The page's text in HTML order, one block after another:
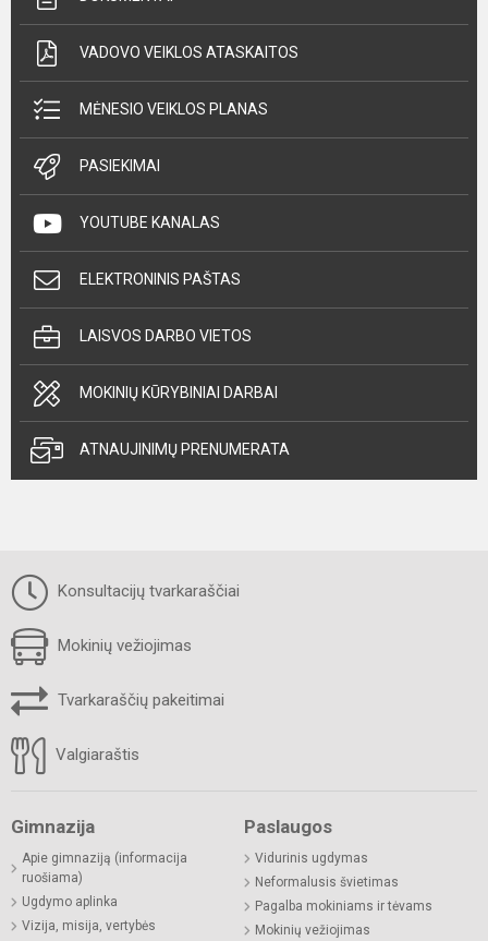
VADOVO VEIKLOS ATASKAITOS
MĖNESIO VEIKLOS PLANAS
PASIEKIMAI
YOUTUBE KANALAS
ELEKTRONINIS PAŠTAS
LAISVOS DARBO VIETOS
MOKINIŲ KŪRYBINIAI DARBAI
ATNAUJINIMŲ PRENUMERATA
Konsultacijų tvarkaraščiai
Mokinių vežiojimas
Tvarkaraščių pakeitimai
Valgiaraštis
Gimnazija
Apie gimnaziją (informacija
ruošiama)
Ugdymo aplinka
Vizija, misija, vertybės
Paslaugos
Vidurinis ugdymas
Neformalusis švietimas
Pagalba mokiniams ir tėvams
Mokinių vežiojimas